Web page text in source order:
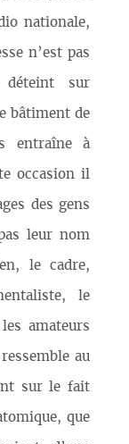
nationale,
n’est pas
déteint sur
bâtiment de
entraîne à
occasion il
des gens
leur nom
le cadre,
le
amateurs
au
sur le fait
que